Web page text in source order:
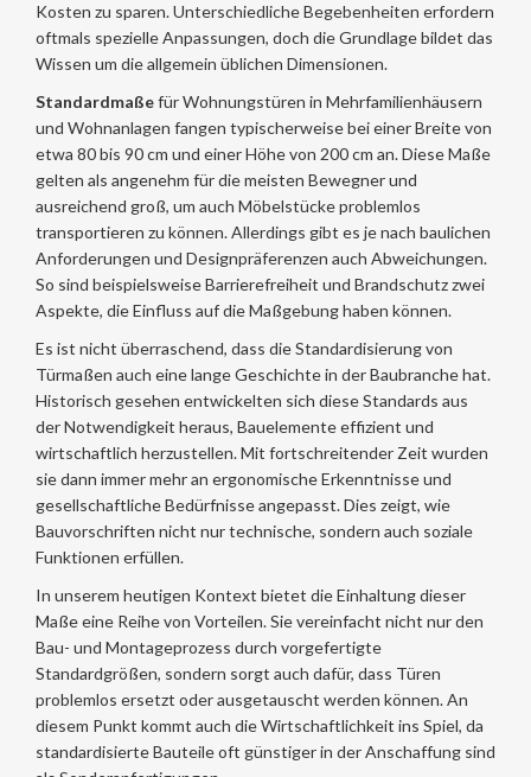
Kosten zu sparen. Unterschiedliche Begebenheiten erfordern
oftmals spezielle Anpassungen, doch die Grundlage bildet das
Wissen um die allgemein üblichen Dimensionen.
Standardmaßefür Wohnungstüren in Mehrfamilienhäusern
und Wohnanlagen fangen typischerweise bei einer Breite von
etwa 80 bis 90 cm und einer Höhe von 200 cm an. Diese Maße
gelten als angenehm für die meisten Bewegner und
ausreichend groß, um auch Möbelstücke problemlos
transportieren zu können. Allerdings gibt es je nach baulichen
Anforderungen und Designpräferenzen auch Abweichungen.
So sind beispielsweise Barrierefreiheit und Brandschutz zwei
Aspekte, die Einfluss auf die Maßgebung haben können.
Es ist nicht überraschend, dass die Standardisierung von
Türmaßen auch eine lange Geschichte in der Baubranche hat.
Historisch gesehen entwickelten sich diese Standards aus
der Notwendigkeit heraus, Bauelemente effizient und
wirtschaftlich herzustellen. Mit fortschreitender Zeit wurden
sie dann immer mehr an ergonomische Erkenntnisse und
gesellschaftliche Bedürfnisse angepasst. Dies zeigt, wie
Bauvorschriften nicht nur technische, sondern auch soziale
Funktionen erfüllen.
In unserem heutigen Kontext bietet die Einhaltung dieser
Maße eine Reihe von Vorteilen. Sie vereinfacht nicht nur den
Bau- und Montageprozess durch vorgefertigte
Standardgrößen, sondern sorgt auch dafür, dass Türen
problemlos ersetzt oder ausgetauscht werden können. An
diesem Punkt kommt auch die Wirtschaftlichkeit ins Spiel, da
standardisierte Bauteile oft günstiger in der Anschaffung sind